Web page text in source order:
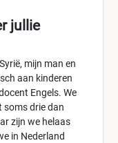
jullie
mijn man en
aan kinderen
Engels. We
soms drie dan
zijn we helaas
in Nederland